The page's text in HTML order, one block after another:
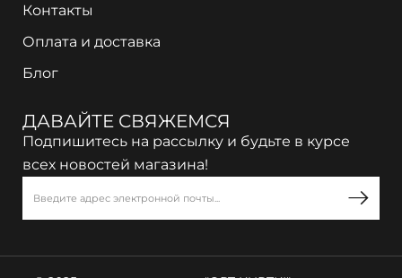
Контакты
Оплата и доставка
Блог
ДАВАЙТЕ СВЯЖЕМСЯ
Подпишитесь на рассылку и будьте в курсе
всех новостей магазина!